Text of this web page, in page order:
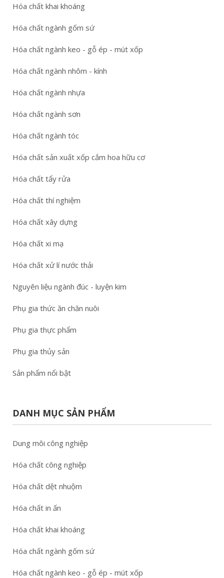
Hóa chất khai khoáng
Hóa chất ngành gốm sứ
Hóa chất ngành keo - gỗ ép - mút xốp
Hóa chất ngành nhôm - kính
Hóa chất ngành nhựa
Hóa chất ngành sơn
Hóa chất ngành tóc
Hóa chất sản xuất xốp cắm hoa hữu cơ
Hóa chất tẩy rửa
Hóa chất thí nghiệm
Hóa chất xây dựng
Hóa chất xi mạ
Hóa chất xử lí nước thải
Nguyên liệu ngành đúc - luyện kim
Phụ gia thức ăn chăn nuôi
Phụ gia thực phẩm
Phụ gia thủy sản
Sản phẩm nổi bật
DANH MỤC SẢN PHẨM
Dung môi công nghiệp
Hóa chất công nghiệp
Hóa chất dệt nhuộm
Hóa chất in ấn
Hóa chất khai khoáng
Hóa chất ngành gốm sứ
Hóa chất ngành keo - gỗ ép - mút xốp